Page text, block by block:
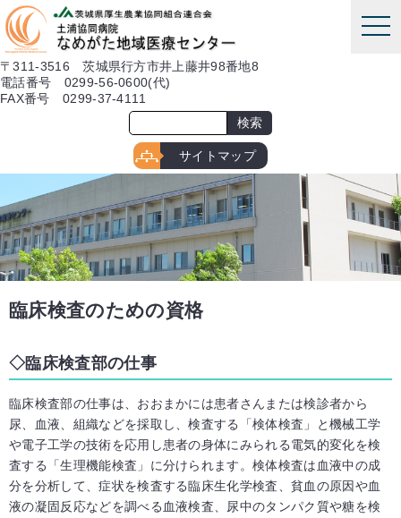
本文へ
〒311-3516 茨城県行方市井上藤井98番地8
電話番号 0299-56-0600(代)
FAX番号 0299-37-4111
サイトマップ
臨床検査のための資格
臨床検査部の仕事
臨床検査部の仕事は、おおまかには患者さんまたは検診者から
尿、血液、組織などを採取し、検査する「検体検査」と機械工学
や電子工学の技術を応用し患者の身体にみられる電気的変化を検
査する「生理機能検査」に分けられます。検体検査は血液中の成
分を分析して、症状を検査する臨床生化学検査、貧血の原因や血
液の凝固反応などを調べる血液検査、尿中のタンパク質や糖を検